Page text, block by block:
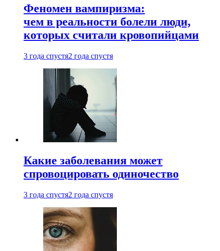
Феномен вампиризма:
чем в реальности болели люди,
которых считали кровопийцами
3 года спустя2 года спустя
Какие заболевания может
спровоцировать одиночество
3 года спустя2 года спустя